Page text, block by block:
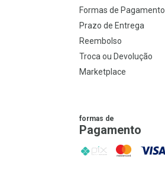
Formas de Pagamento
Prazo de Entrega
Reembolso
Troca ou Devolução
Marketplace
formas de
Pagamento
PIX MasterCard
VISA